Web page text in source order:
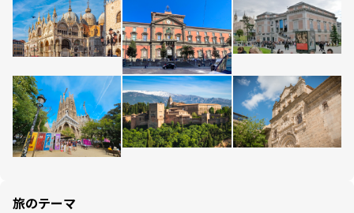
旅のテーマ